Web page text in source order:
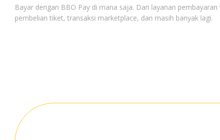
Bayar dengan BBO Pay di mana saja. Dari layanan pembayaran
pembelian tiket, transaksi marketplace, dan masih banyak lagi.